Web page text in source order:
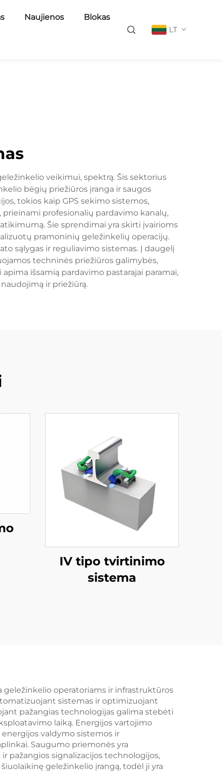
Naujienos Blokas
LT
veikimui, spektrą. Šis sektorius
bėgių priežiūros įranga ir saugos
tokios kaip GPS sekimo sistemos,
profesionalių pardavimo kanalų,
Šie sprendimai yra skirti įvairioms
pramoninių geležinkelių operacijų.
sąlygas ir reguliavimo sistemas. Į daugelį
techninės priežiūros galimybės,
išsamią pardavimo pastarajai paramai,
ir priežiūrą.
IV tipo tvirtinimo
sistema
operatoriams ir infrastruktūros
sistemas ir optimizuojant
pažangias technologijas galima stebėti
laiką. Energijos vartojimo
valdymo sistemos ir
Saugumo priemonės yra
pažangios signalizacijos technologijos,
geležinkelio įrangą, todėl ji yra